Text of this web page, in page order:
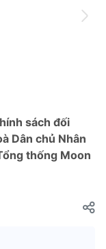
sách đối
Dân chủ Nhân
thống Moon